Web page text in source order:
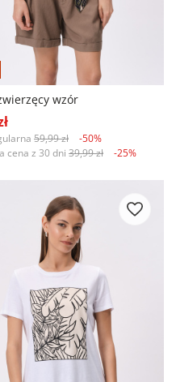
wzór
59,99 zł
-50%
cena z 30 dni 39,99 zł -25%